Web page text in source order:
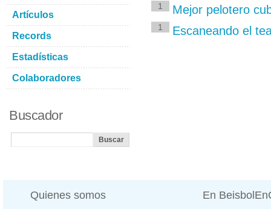
1 Mejor pelotero
1 Escaneando el
Artículos
Records
Estadísticas
Colaboradores
Buscador
Quienes somos En